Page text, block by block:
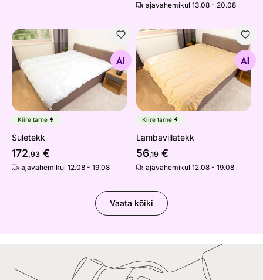
ajavahemikul 13.08 - 20.08
Suletekk
Otsi sarnaseid
Kiire tarne
Suletekk
172,93 €
ajavahemikul 12.08 - 19.08
Lambavillatekk
Otsi sarnaseid
Kiire tarne
Lambavillatekk
56,19 €
ajavahemikul 12.08 - 19.08
Vaata kõiki